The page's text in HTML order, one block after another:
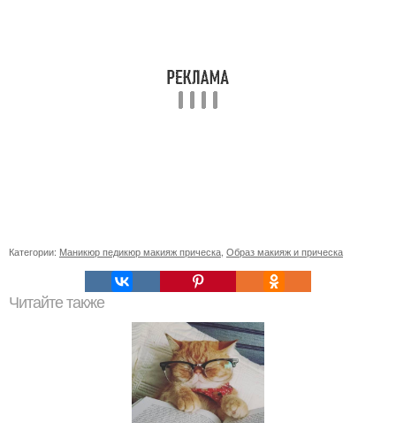
Категории: Маникюр педикюр макияж прическа Образ макияж и прическа
Читайте также